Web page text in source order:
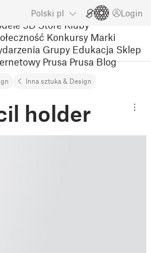
Polski pl Login
3D Store Kluby
Konkursy Marki
Grupy Edukacja Sklep
Prusa Prusa Blog
Inna sztuka & Design
holder